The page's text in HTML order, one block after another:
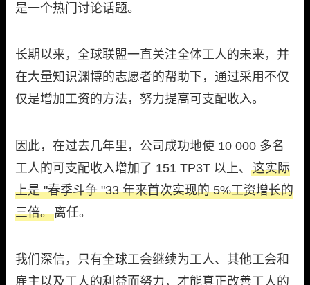
是一个热门讨论话题。
长期以来，全球联盟一直关注全体工人的未来，并
在大量知识渊博的志愿者的帮助下，通过采用不仅
仅是增加工资的方法，努力提高可支配收入。
因此，在过去几年里，公司成功地使 10 000 多名
工人的可支配收入增加了 151 TP3T 以上、这实际
上是 "春季斗争 "33 年来首次实现的 5%工资增长的
三倍。离任。
我们深信，只有全球工会继续为工人、其他工会和
雇主以及工人的利益而努力，才能真正改善工人的